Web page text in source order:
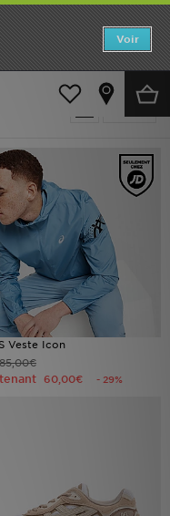
Voir
Veste Icon
85,00€
60,00€ - 29%